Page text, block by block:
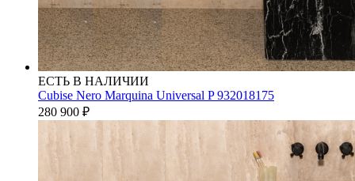
ЕСТЬ В НАЛИЧИИ
Cubise Nero Marquina Universal P 932018175
280 900 ₽